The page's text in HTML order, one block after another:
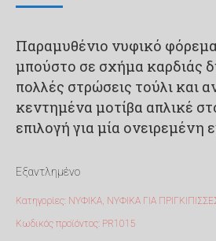
1.700,00 €.είναι:
1.300,00 €.
Παραμυθένιο νυφικό
μπούστο σε σχήμα καρδιάς
πολλές στρώσεις τούλι και
κεντημένα μοτίβα απλικέ
επιλογή για μία ονειρεμένη
Εξαντλημένο
Κατηγορίες: ΝΥΦΙΚΑ ΝΥΦΙΚΑ ΓΙΑ
Κωδικός προϊόντος: PR1015